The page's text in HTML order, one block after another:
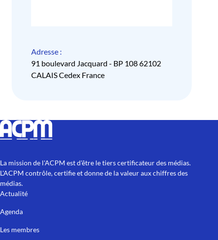
Adresse :
91 boulevard Jacquard - BP 108 62102
CALAIS Cedex France
La mission de l'ACPM est d'être le tiers certificateur des médias.
L'ACPM contrôle, certifie et donne de la valeur aux chiffres des
médias.
Actualité
Agenda
Les membres